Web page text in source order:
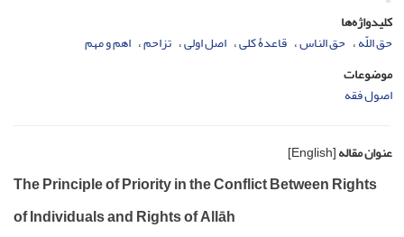
کلیدواژه‌ها
حق اللّه حق الناس قاعدۀ کلی اصل اولی تزاحم اهم و مهم
موضوعات
اصول فقه
عنوان مقاله[English]
The Principle of Priority in the Conflict Between Rights
of Individuals and Rights of Allāh